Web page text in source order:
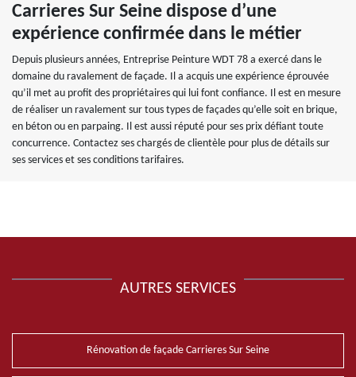
Carrieres Sur Seine dispose d’une
expérience confirmée dans le métier
Depuis plusieurs années, Entreprise Peinture WDT 78 a exercé dans le
domaine du ravalement de façade. Il a acquis une expérience éprouvée
qu’il met au profit des propriétaires qui lui font confiance. Il est en mesure
de réaliser un ravalement sur tous types de façades qu’elle soit en brique,
en béton ou en parpaing. Il est aussi réputé pour ses prix défiant toute
concurrence. Contactez ses chargés de clientèle pour plus de détails sur
ses services et ses conditions tarifaires.
AUTRES SERVICES
Rénovation de façade Carrieres Sur Seine